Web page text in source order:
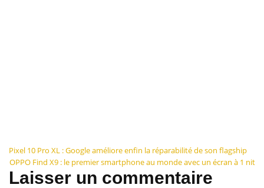
Navigation
de
Pixel 10 Pro XL : Google améliore enfin la réparabilité de son flagship
OPPO Find X9 : le premier smartphone au monde avec un écran à 1 nit
Laisser un commentaire